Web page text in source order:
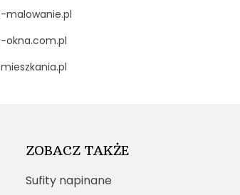
malowanie.pl
okna.com.pl
ZOBACZ TAKŻE
Sufity napinane